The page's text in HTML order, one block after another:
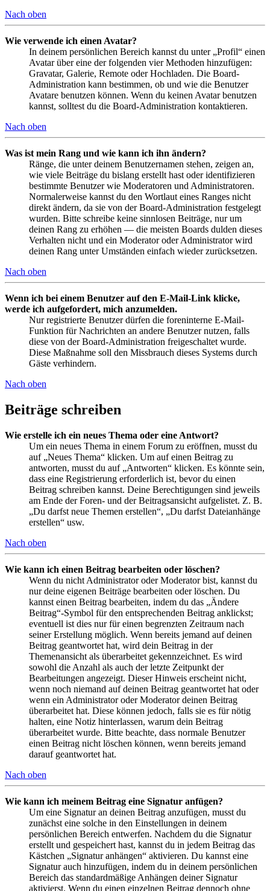
Nach oben
Wie verwende ich einen Avatar?
In deinem persönlichen Bereich kannst du unter „Profil“ einen
Avatar über eine der folgenden vier Methoden hinzufügen:
Gravatar, Galerie, Remote oder Hochladen. Die Board-
Administration kann bestimmen, ob und wie die Benutzer
Avatare benutzen können. Wenn du keinen Avatar benutzen
kannst, solltest du die Board-Administration kontaktieren.
Nach oben
Was ist mein Rang und wie kann ich ihn ändern?
Ränge, die unter deinem Benutzernamen stehen, zeigen an,
wie viele Beiträge du bislang erstellt hast oder identifizieren
bestimmte Benutzer wie Moderatoren und Administratoren.
Normalerweise kannst du den Wortlaut eines Ranges nicht
direkt ändern, da sie von der Board-Administration festgelegt
wurden. Bitte schreibe keine sinnlosen Beiträge, nur um
deinen Rang zu erhöhen — die meisten Boards dulden dieses
Verhalten nicht und ein Moderator oder Administrator wird
deinen Rang unter Umständen einfach wieder zurücksetzen.
Nach oben
Wenn ich bei einem Benutzer auf den E-Mail-Link klicke,
werde ich aufgefordert, mich anzumelden.
Nur registrierte Benutzer dürfen die foreninterne E-Mail-
Funktion für Nachrichten an andere Benutzer nutzen, falls
diese von der Board-Administration freigeschaltet wurde.
Diese Maßnahme soll den Missbrauch dieses Systems durch
Gäste verhindern.
Nach oben
Beiträge schreiben
Wie erstelle ich ein neues Thema oder eine Antwort?
Um ein neues Thema in einem Forum zu eröffnen, musst du
auf „Neues Thema“ klicken. Um auf einen Beitrag zu
antworten, musst du auf „Antworten“ klicken. Es könnte sein,
dass eine Registrierung erforderlich ist, bevor du einen
Beitrag schreiben kannst. Deine Berechtigungen sind jeweils
am Ende der Foren- und der Beitragsansicht aufgelistet. Z. B.
„Du darfst neue Themen erstellen“, „Du darfst Dateianhänge
erstellen“ usw.
Nach oben
Wie kann ich einen Beitrag bearbeiten oder löschen?
Wenn du nicht Administrator oder Moderator bist, kannst du
nur deine eigenen Beiträge bearbeiten oder löschen. Du
kannst einen Beitrag bearbeiten, indem du das „Ändere
Beitrag“-Symbol für den entsprechenden Beitrag anklickst;
eventuell ist dies nur für einen begrenzten Zeitraum nach
seiner Erstellung möglich. Wenn bereits jemand auf deinen
Beitrag geantwortet hat, wird dein Beitrag in der
Themenansicht als überarbeitet gekennzeichnet. Es wird
sowohl die Anzahl als auch der letzte Zeitpunkt der
Bearbeitungen angezeigt. Dieser Hinweis erscheint nicht,
wenn noch niemand auf deinen Beitrag geantwortet hat oder
wenn ein Administrator oder Moderator deinen Beitrag
überarbeitet hat. Diese können jedoch, falls sie es für nötig
halten, eine Notiz hinterlassen, warum dein Beitrag
überarbeitet wurde. Bitte beachte, dass normale Benutzer
einen Beitrag nicht löschen können, wenn bereits jemand
darauf geantwortet hat.
Nach oben
Wie kann ich meinem Beitrag eine Signatur anfügen?
Um eine Signatur an deinen Beitrag anzufügen, musst du
zunächst eine solche in den Einstellungen in deinem
persönlichen Bereich entwerfen. Nachdem du die Signatur
erstellt und gespeichert hast, kannst du in jedem Beitrag das
Kästchen „Signatur anhängen“ aktivieren. Du kannst eine
Signatur auch hinzufügen, indem du in deinem persönlichen
Bereich das standardmäßige Anhängen deiner Signatur
aktivierst. Wenn du einen einzelnen Beitrag dennoch ohne